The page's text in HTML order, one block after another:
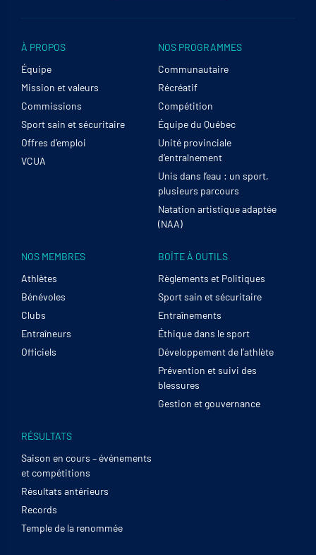
À PROPOS
Équipe
Mission et valeurs
Commissions
Sport sain et sécuritaire
Offres d’emploi
VCUA
NOS PROGRAMMES
Communautaire
Récréatif
Compétition
Équipe du Québec
Unité provinciale
d’entraînement
Unis dans l’eau : un sport,
plusieurs parcours
Natation artistique adaptée
(NAA)
NOS MEMBRES
Athlètes
Bénévoles
Clubs
Entraîneurs
Officiels
BOÎTE À OUTILS
Règlements et Politiques
Sport sain et sécuritaire
Entraînements
Éthique dans le sport
Développement de l’athlète
Prévention et suivi des
blessures
Gestion et gouvernance
RÉSULTATS
Saison en cours – événements
et compétitions
Résultats antérieurs
Records
Temple de la renommée